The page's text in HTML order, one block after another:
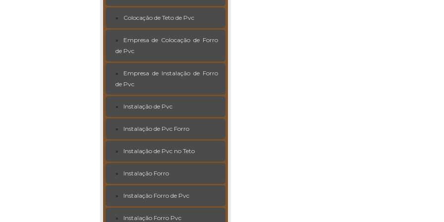
Colocação de Teto de Pvc
Empresa de Colocação de Forro
de Pvc
Empresa de Instalação de Forro
de Pvc
Instalação de Pvc
Instalação de Pvc Forro
Instalação de Pvc no Teto
Instalação Forro
Instalação Forro de Pvc
Instalação Forro Pvc